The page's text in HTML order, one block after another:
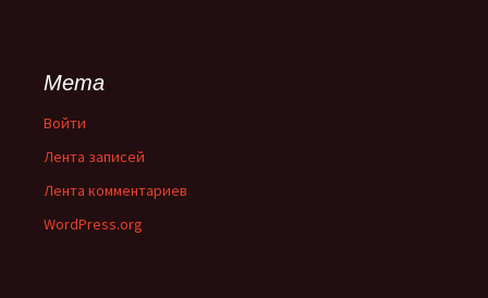
Мета
Войти
Лента записей
Лента комментариев
WordPress.org